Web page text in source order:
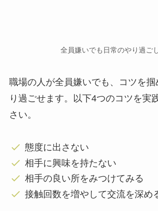
全員嫌いでも日常のやり過ご
職場の人が全員嫌いでも、コツを掴
り過ごせます。以下4つのコツを実
さい。
態度に出さない
相手に興味を持たない
相手の良い所をみつけてみる
接触回数を増やして交流を深め